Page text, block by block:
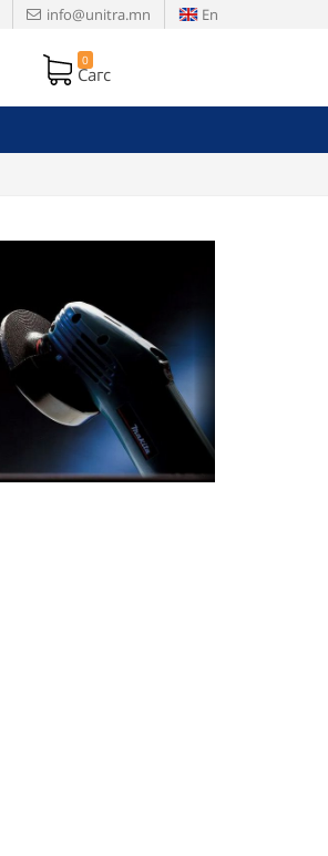
info@unitra.mn En
0
Сагс